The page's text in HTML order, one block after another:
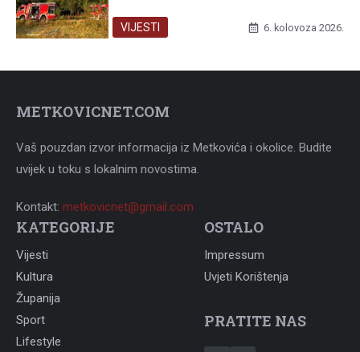
VIJESTI 6. kolovoza 2026.
METKOVICNET.COM
Vaš pouzdan izvor informacija iz Metkovića i okolice. Budite
uvijek u toku s lokalnim novostima.
Kontakt: metkovicnet@gmail.com
KATEGORIJE
Vijesti
Kultura
Županija
Sport
Lifestyle
OSTALO
Impressum
Uvjeti Korištenja
PRATITE NAS